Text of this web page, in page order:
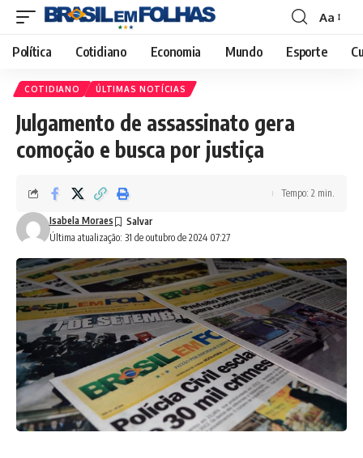
Font
Resizer
Aa
Política Cotidiano Economia Mundo Esporte
COTIDIANO ÚLTIMAS NOTÍCIAS
Julgamento de assassinato gera
comoção e busca por justiça
Última atualização: 31 de outubro de 2024 07:27
Isabela Moraes
Tempo: 2 min.